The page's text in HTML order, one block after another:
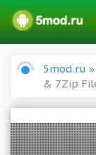
5mod.ru »
& 7Zip